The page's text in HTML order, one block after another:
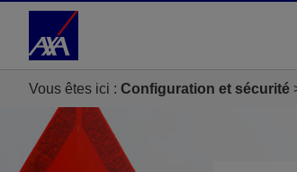
Accéder au Contenu
Vous êtes ici : Configuration et sécurité